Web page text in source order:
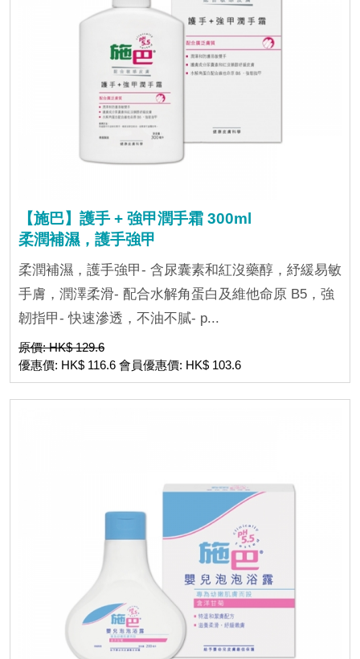
【施巴】護手 + 強甲潤手霜 300ml
柔潤補濕，護手強甲
柔潤補濕，護手強甲- 含尿囊素和紅沒藥醇，紓緩易敏
手膚，潤澤柔滑- 配合水解角蛋白及維他命原 B5，強
韌指甲- 快速滲透，不油不膩- p...
原價: HK$ 129.6
優惠價: HK$ 116.6 會員優惠價: HK$ 103.6